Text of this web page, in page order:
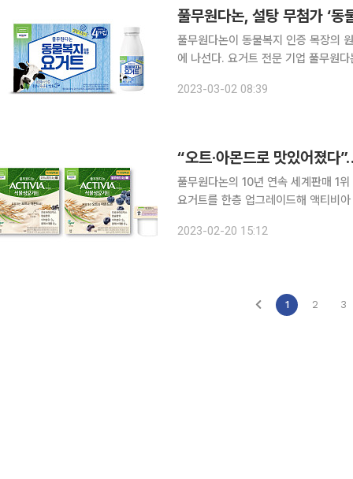
풀무원다논, 설탕 무첨가 ‘동
풀무원다논이 동물복지 인증 목장의
에 나선다. 요거트 전문 기업 풀무원다논이 동물복지 인증 목장의 원유를 발효해 더욱 건강하고 맛
증목장 요거트’는 동물의 5대 자유를
2023-03-02 08:39
풀무원다논의 10년 연속 세계판매 1
요거트를 한층 업그레이드해 액티비
비아의 장 건강 노하우를 더해 맛있고
2023-02-20 15:12
1 2 3